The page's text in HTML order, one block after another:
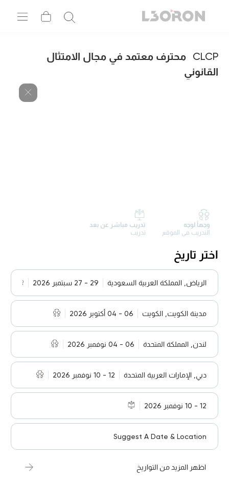
CLCP محترف معتمد في مجال الامتثال
القانوني
وجهاً لوجه
التدريب في الموقع
تدريب مباشر عن بعد
تدريب
اختر تاريخ
الرياض, المملكة العربية السعودية 29 - 27 سبتمبر 2026
مدينة الكويت, الكويت 06 - 04 أكتوبر 2026
لندن, المملكة المتحدة 06 - 04 نوفمبر 2026
دبي, الإمارات العربية المتحدة 12 - 10 نوفمبر 2026
12 - 10 نوفمبر 2026
Suggest A Date & Location
اظهر المزيد من التواريخ